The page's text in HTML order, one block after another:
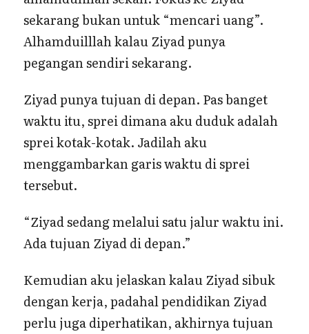
sekarang bukan untuk “mencari uang”.
Alhamduilllah kalau Ziyad punya
pegangan sendiri sekarang.
Ziyad punya tujuan di depan. Pas banget
waktu itu, sprei dimana aku duduk adalah
sprei kotak-kotak. Jadilah aku
menggambarkan garis waktu di sprei
tersebut.
“Ziyad sedang melalui satu jalur waktu ini.
Ada tujuan Ziyad di depan.”
Kemudian aku jelaskan kalau Ziyad sibuk
dengan kerja, padahal pendidikan Ziyad
perlu juga diperhatikan, akhirnya tujuan